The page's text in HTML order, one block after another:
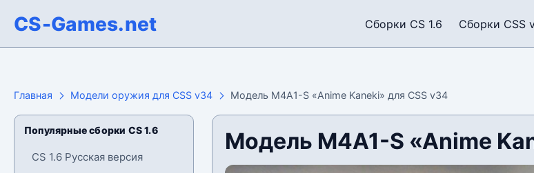
CS-Games.net Сборки CS 1.6 Сборки CSS
Главная Модели оружия для CSS v34 Модель M4A1-S «Anime Kaneki» для CSS v34
Популярные сборки CS 1.6
CS 1.6 Русская версия
Модель M4A1-S «Anime